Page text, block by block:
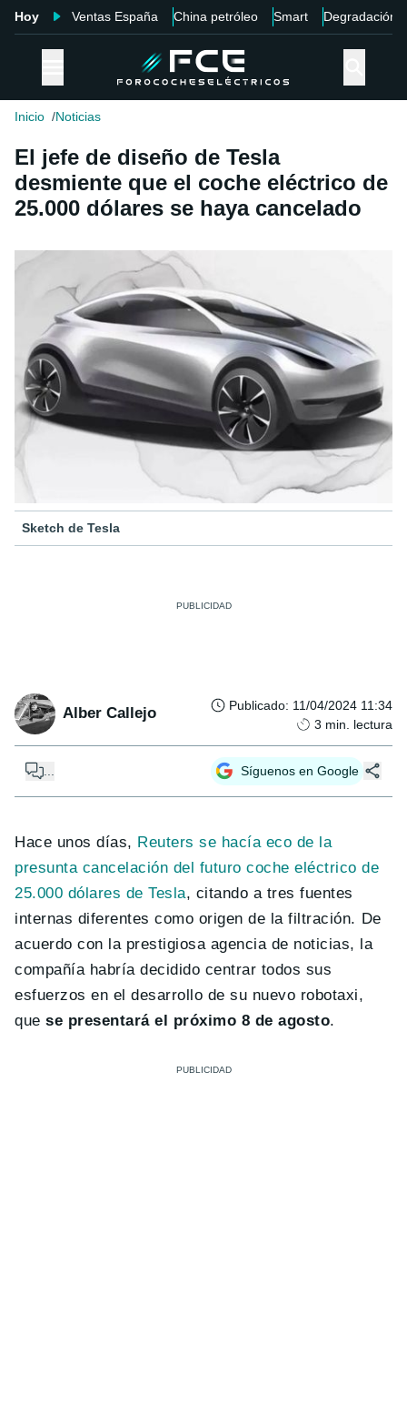
Hoy Ventas España China petróleo Smart Degradación
Inicio Noticias
El jefe de diseño de Tesla
desmiente que el coche eléctrico de
25.000 dólares se haya cancelado
Sketch de Tesla
Alber Callejo Publicado: 11/04/2024 11:34
3 min. lectura
Síguenos en Google
Hace unos días, Reuters se hacía eco de la
presunta cancelación del futuro coche eléctrico de
25.000 dólares de Tesla, citando a tres fuentes
internas diferentes como origen de la filtración. De
acuerdo con la prestigiosa agencia de noticias, la
compañía habría decidido centrar todos sus
esfuerzos en el desarrollo de su nuevo robotaxi,
quese presentará el próximo 8 de agosto.